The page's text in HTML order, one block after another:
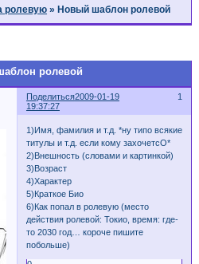
ролевую » Новый шаблон ролевой
ролевой
Поделиться 1
2009-01-19
19:37:27
1)Имя, фамилия и т.д. *ну типо всякие
титулы и т.д. если кому захочетсО*
2)Внешность (словами и картинкой)
3)Возраст
4)Характер
5)Краткое Био
6)Как попал в ролевую (место
действия ролевой: Токио, время: где-
то 2030 год… короче пишите
побольше)